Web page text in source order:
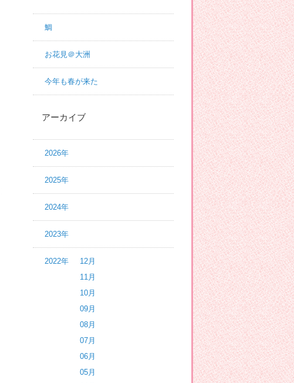
鯛
お花見＠大洲
今年も春が来た
アーカイブ
2026年
2025年
2024年
2023年
2022年
12月
11月
10月
09月
08月
07月
06月
05月